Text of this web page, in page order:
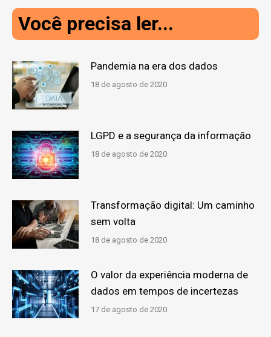
Você precisa ler...
Pandemia na era dos dados
18 de agosto de 2020
LGPD e a segurança da informação
18 de agosto de 2020
Transformação digital: Um caminho
sem volta
18 de agosto de 2020
O valor da experiência moderna de
dados em tempos de incertezas
17 de agosto de 2020